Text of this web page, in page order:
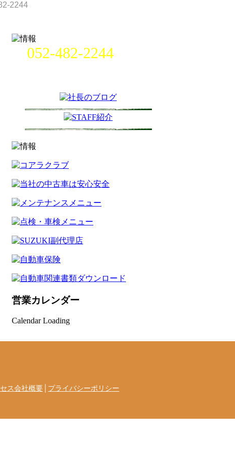
052-482-2244
営業カレンダー
Calendar Loading
ス会社概要 プライバシーポリシー